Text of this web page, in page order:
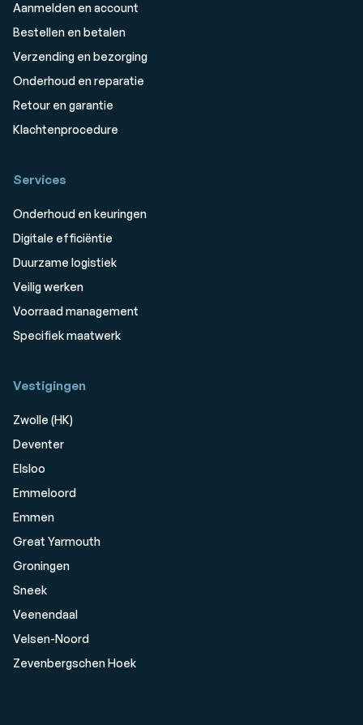
Aanmelden en account
Bestellen en betalen
Verzending en bezorging
Onderhoud en reparatie
Retour en garantie
Klachtenprocedure
Services
Onderhoud en keuringen
Digitale efficiëntie
Duurzame logistiek
Veilig werken
Voorraad management
Specifiek maatwerk
Vestigingen
Zwolle (HK)
Deventer
Elsloo
Emmeloord
Emmen
Great Yarmouth
Groningen
Sneek
Veenendaal
Velsen-Noord
Zevenbergschen Hoek